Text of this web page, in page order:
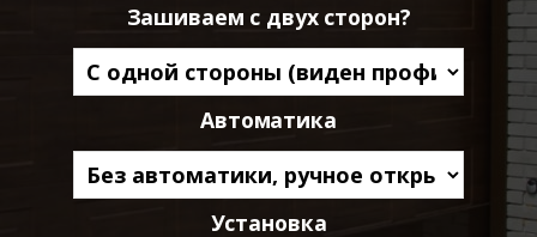
Зашиваем с двух сторон?
Автоматика
Установка